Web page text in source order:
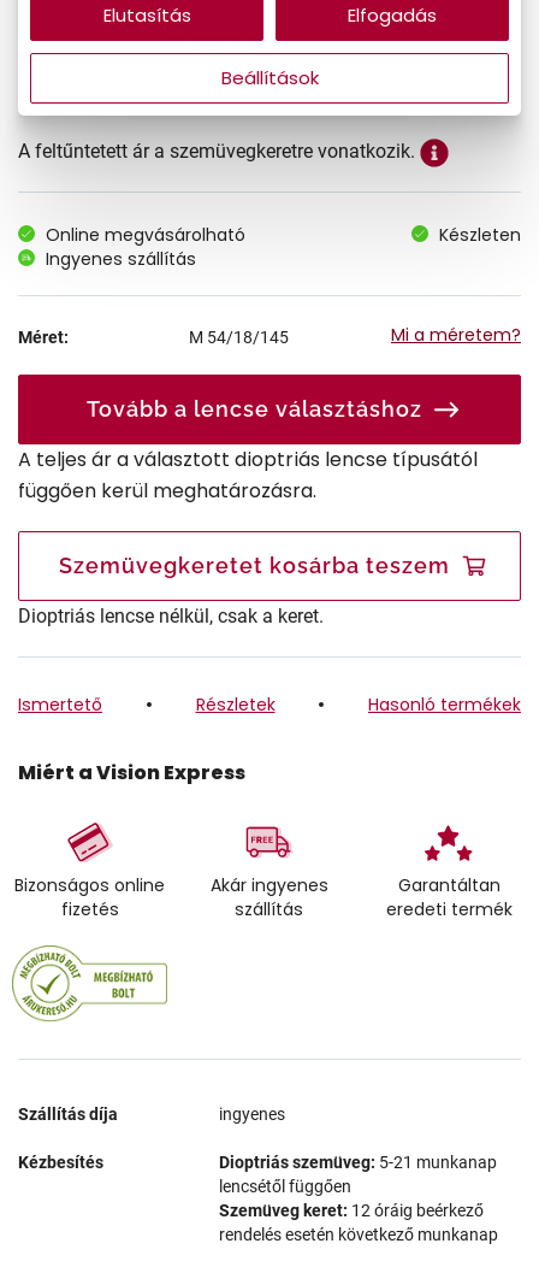
Ár: 41.990 Ft
A feltűntetett ár a szemüvegkeretre vonatkozik.
Online megvásárolható
Készleten
Ingyenes szállítás
Méret: M 54/18/145 Mi a méretem?
Tovább a lencse választáshoz
A teljes ár a választott dioptriás lencse típusától
függően kerül meghatározásra.
Szemüvegkeretet kosárba teszem
Dioptriás lencse nélkül, csak a keret.
Ismertető Részletek Hasonló termékek
Miért a Vision Express
Bizonságos online
fizetés
Akár ingyenes
szállítás
Garantáltan
eredeti termék
Szállítás díja ingyenes
Kézbesítés Dioptriás szemüveg: 5-21 munkanap
lencsétől függően
Szemüveg keret: 12 óráig beérkező
rendelés esetén következő munkanap
Beállítások
Elutasítás Elfogadás